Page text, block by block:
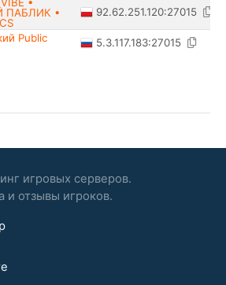
•
ПАБЛИК •
92.62.251.120:27015
Public
5.3.117.183:27015
игровых серверов.
и отзывы игроков.